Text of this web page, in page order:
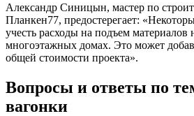
Александр Синицын, мастер по
Планкен77, предостерегает:
учесть расходы на подъем материалов
многоэтажных домах. Это может
общей стоимости проекта».
Вопросы и ответы по
вагонки